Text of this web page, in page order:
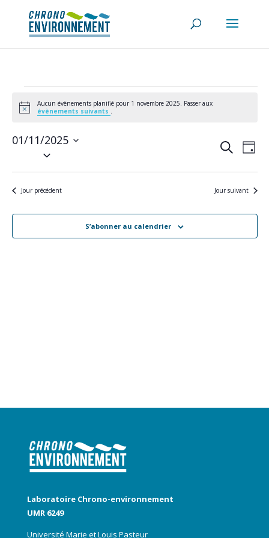
Évènements
for
1
novembre
2025
Notice
Aucun évènements planifié pour 1 novembre 2025. Passer aux
évènements suivants .
et
de
vues
Recherche
de
Jour
01/11/2025
Sélectionnez
Jour précédent Jour suivant
S’abonner au calendrier
Laboratoire Chrono-environnement
UMR 6249
Université Marie et Louis Pasteur